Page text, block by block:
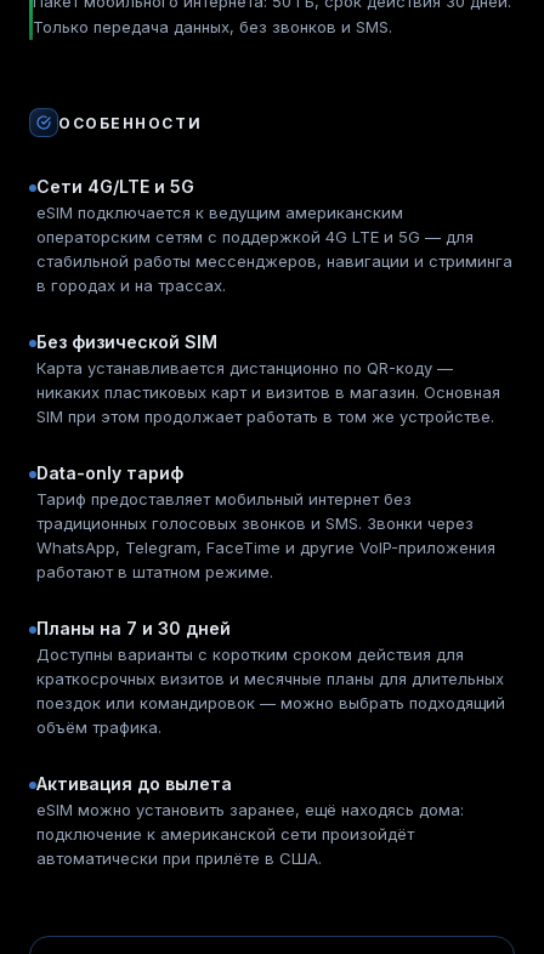
Только передача данных, без звонков и SMS.
ОСОБЕННОСТИ
Сети 4G/LTE и 5G
eSIM подключается к ведущим американским
операторским сетям с поддержкой 4G LTE и 5G — для
стабильной работы мессенджеров, навигации и стриминга
в городах и на трассах.
Без физической SIM
Карта устанавливается дистанционно по QR-коду —
никаких пластиковых карт и визитов в магазин. Основная
SIM при этом продолжает работать в том же устройстве.
Data-only тариф
Тариф предоставляет мобильный интернет без
традиционных голосовых звонков и SMS. Звонки через
WhatsApp, Telegram, FaceTime и другие VoIP-приложения
работают в штатном режиме.
Планы на 7 и 30 дней
Доступны варианты с коротким сроком действия для
краткосрочных визитов и месячные планы для длительных
поездок или командировок — можно выбрать подходящий
объём трафика.
Активация до вылета
eSIM можно установить заранее, ещё находясь дома:
подключение к американской сети произойдёт
автоматически при прилёте в США.